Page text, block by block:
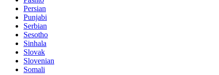
Persian
Punjabi
Serbian
Sesotho
Sinhala
Slovak
Slovenian
Somali